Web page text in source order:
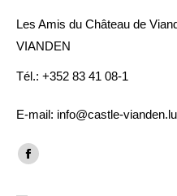
Les Amis du Château de
VIANDEN
Tél.: +352 83 41 08-1
E-mail: info@castle-vianden.lu
Trouvez nous sur :
Facebook